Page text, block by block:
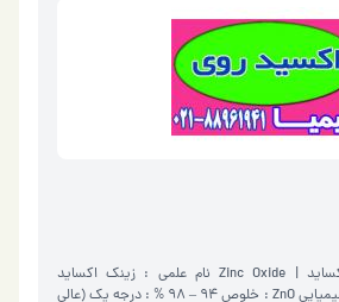
اکسید روی | زینک اکساید | Zinc Oxide نام علمی : زینک اکساید
09120185621 فرمول شیمیایی ZnO : خلوص 94 – 98 % : درجه یک (عالی